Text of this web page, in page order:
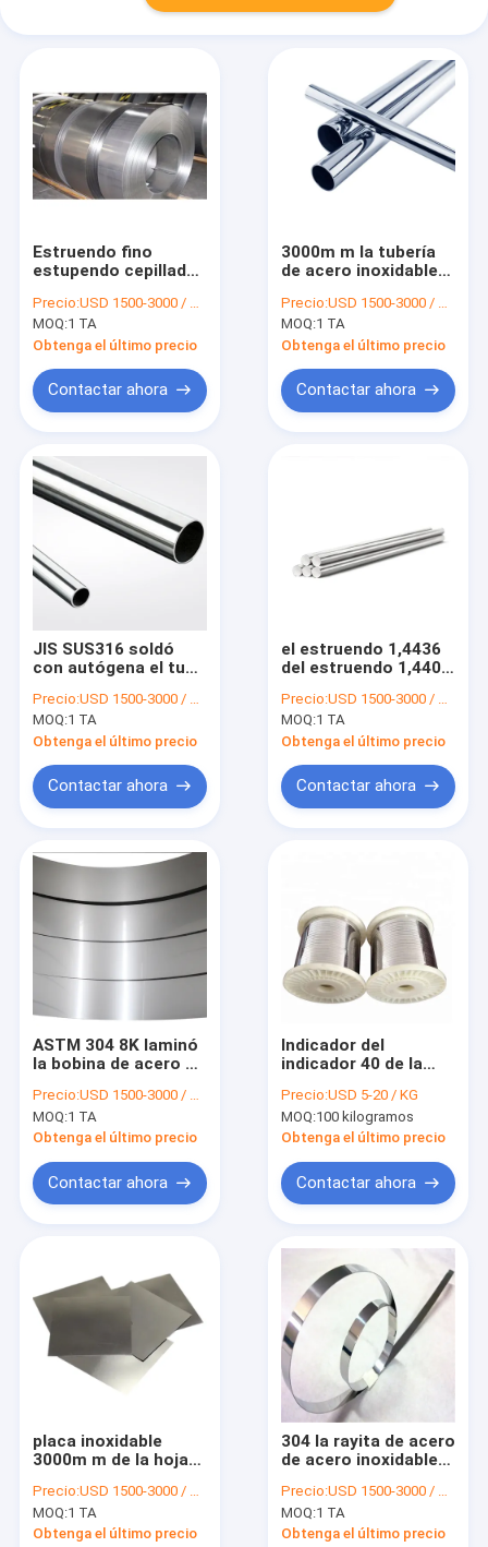
Hogar
Productos
Control de calidad
Éntrenos en contacto con
Bobina de acero inoxidable en frío
Placa inoxidable de la hoja de acero
Bobina de acero inoxidable laminada en caliente
Tira de acero inoxidable en frío
Bobina de acero inoxidable de la tira
Estruendo fino
estupendo cepillado
304 de acero de la
tira de los SS no
magnético
Precio:USD 1500-3000 / MT
MOQ:1 TA
Obtenga el último precio
Contactar ahora
3000m m la tubería
de acero inoxidable
4 pulgadas pulida
conservaron en
vinagre
Precio:USD 1500-3000 / MT
MOQ:1 TA
Obtenga el último precio
Contactar ahora
JIS SUS316 soldó
con autógena el tubo
201 SS alrededor del
tubo 3/8" - 100”
Precio:USD 1500-3000 / MT
MOQ:1 TA
Obtenga el último precio
Contactar ahora
el estruendo 1,4436
del estruendo 1,4401
ronda de 306L SS
pulió la barra
brillante de acero
inoxidable 12m m
Precio:USD 1500-3000 / MT
MOQ:1 TA
Obtenga el último precio
Contactar ahora
ASTM 304 8K laminó
la bobina de acero de
la tira de la primavera
del final 2B de la tira
2m m
Precio:USD 1500-3000 / MT
MOQ:1 TA
Obtenga el último precio
Contactar ahora
Indicador del
indicador 40 de la
alambre de
resistencia eléctrica
Cr20Ni80 alto
Precio:USD 5-20 / KG
MOQ:100 kilogramos
Obtenga el último precio
Contactar ahora
placa inoxidable
3000m m de la hoja
306L del estruendo
1,4401 de 3m m de
largo
Precio:USD 1500-3000 / MT
MOQ:1 TA
Obtenga el último precio
304 la rayita de acero
de acero inoxidable
0.05mm-3m m de la
tira de la primavera
de la bobina 321H de
Precio:USD 1500-3000 / MT
MOQ:1 TA
Obtenga el último precio